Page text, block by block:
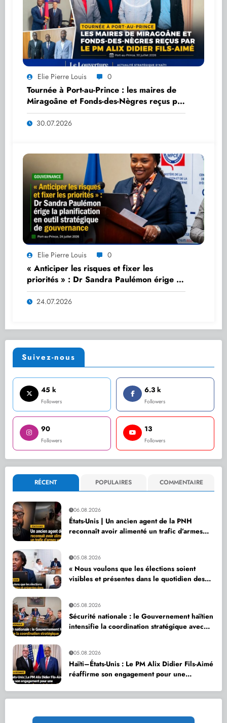
Elie Pierre Louis 0
Tournée à Port-au-Prince : les maires de
Miragoâne et Fonds-des-Nègres reçus par
le PM Alix Didier Fils-Aimé
30.07.2026
Elie Pierre Louis 0
« Anticiper les risques et fixer les
priorités » : Dr Sandra Paulémon érige la
planification en outil stratégique de
gouvernance
24.07.2026
Suivez-nous
45 k
Followers
6.3 k
Followers
90
Followers
13
Followers
RÉCENT POPULAIRES COMMENTAIRE
06.08.2026
États-Unis | Un ancien agent de la PNH
reconnaît avoir alimenté un trafic d’armes
05.08.2026
« Nous voulons que les élections soient
visibles et présentes dans le quotidien des
05.08.2026
Sécurité nationale : le Gouvernement haïtien
intensifie la coordination stratégique avec
05.08.2026
Haïti–États-Unis : Le PM Alix Didier Fils-Aimé
réaffirme son engagement pour une